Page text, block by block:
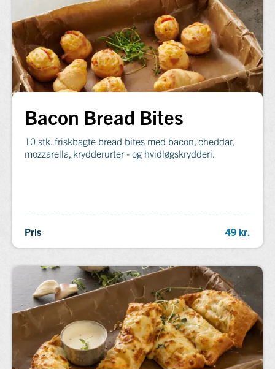
Bacon Bread Bites
10 stk. friskbagte bread bites med bacon, cheddar,
mozzarella, krydderurter - og hvidløgskrydderi.
Pris 49 kr.